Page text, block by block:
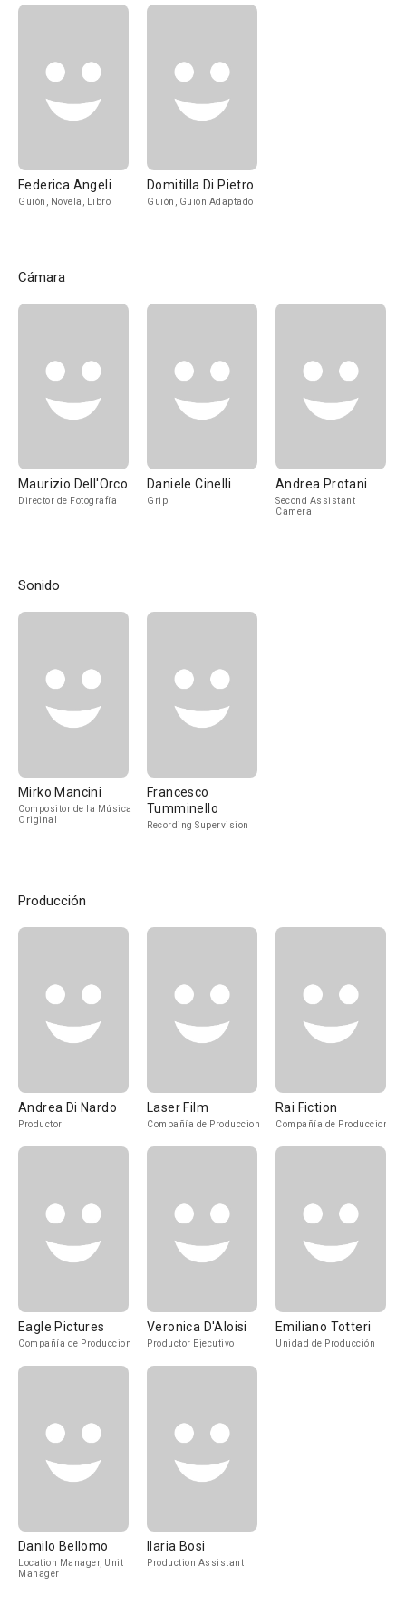
Federica Angeli
Guión, Novela, Libro
Domitilla Di Pietro
Guión, Guión Adaptado
Cámara
Maurizio Dell'Orco
Director de Fotografía
Daniele Cinelli
Grip
Andrea Protani
Second Assistant
Camera
Sonido
Mirko Mancini
Compositor de la Música
Original
Francesco
Tumminello
Recording Supervision
Producción
Andrea Di Nardo
Productor
Laser Film
Compañía de Produccion
Rai Fiction
Compañía de Produccion
Eagle Pictures
Compañía de Produccion
Veronica D'Aloisi
Productor Ejecutivo
Emiliano Totteri
Unidad de Producción
Danilo Bellomo
Location Manager, Unit
Manager
Ilaria Bosi
Production Assistant